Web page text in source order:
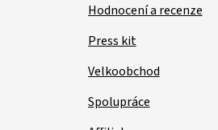
Hodnocení a recenze
Press kit
Velkoobchod
Spolupráce